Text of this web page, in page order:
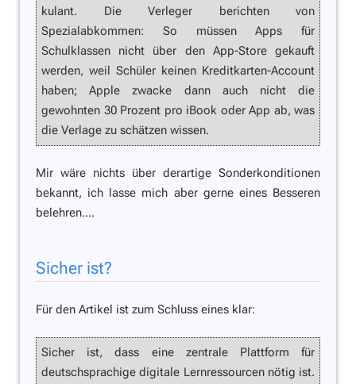
kulant. Die Verleger berichten von
Spezialabkommen: So müssen Apps für
Schulklassen nicht über den App-Store gekauft
werden, weil Schüler keinen Kreditkarten-Account
haben; Apple zwacke dann auch nicht die
gewohnten 30 Prozent pro iBook oder App ab, was
die Verlage zu schätzen wissen.
Mir wäre nichts über derartige Sonderkonditionen
bekannt, ich lasse mich aber gerne eines Besseren
belehren....
Sicher ist?
Für den Artikel ist zum Schluss eines klar:
Sicher ist, dass eine zentrale Plattform für
deutschsprachige digitale Lernressourcen nötig ist.